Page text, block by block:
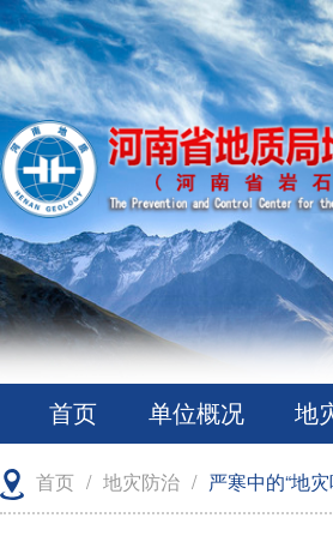
首页 单位概况 地
首页 / 地灾防治 / 严寒中的“地